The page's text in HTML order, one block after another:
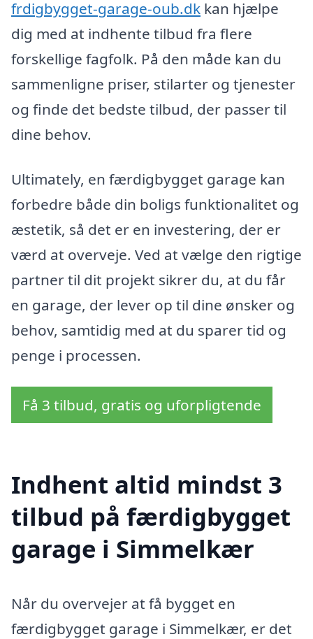
frdigbygget-garage-oub.dk kan hjælpe
dig med at indhente tilbud fra flere
forskellige fagfolk. På den måde kan du
sammenligne priser, stilarter og tjenester
og finde det bedste tilbud, der passer til
dine behov.
Ultimately, en færdigbygget garage kan
forbedre både din boligs funktionalitet og
æstetik, så det er en investering, der er
værd at overveje. Ved at vælge den rigtige
partner til dit projekt sikrer du, at du får
en garage, der lever op til dine ønsker og
behov, samtidig med at du sparer tid og
penge i processen.
Få 3 tilbud, gratis og uforpligtende
Indhent altid mindst 3
tilbud på færdigbygget
garage i Simmelkær
Når du overvejer at få bygget en
færdigbygget garage i Simmelkær, er det